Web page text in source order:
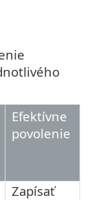
Efektívne
povolenie
Zapísať